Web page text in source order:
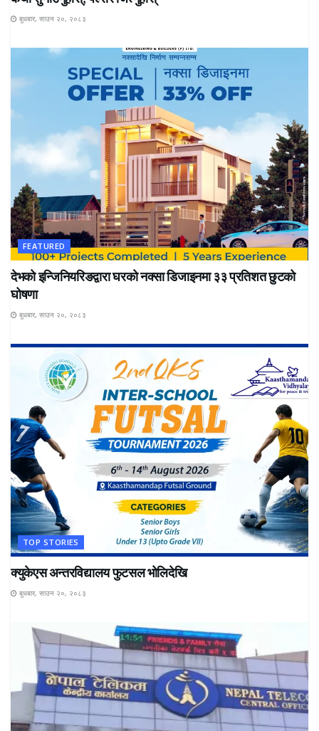
बुधबार, साउन २०, २०८३
FEATURED
देभको इन्जिनियरिङद्वारा घरको नक्सा डिजाइनमा ३३ प्रतिशत छुटको
घोषणा
बुधबार, साउन २०, २०८३
TOP STORIES
क्युकेएस अन्तरविद्यालय फुटसल भोलिदेखि
बुधबार, साउन २०, २०८३